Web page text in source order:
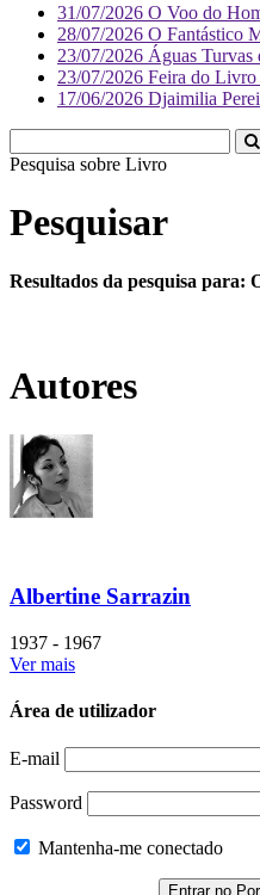
31/07/2026 O Voo do
28/07/2026 O Fantástico
23/07/2026 Águas Turvas
23/07/2026 Feira do Livro
17/06/2026 Djaimilia
Pesquisa sobre Liv
Pesquisar
Resultados da pesquisa para:
Autores
Albertine Sarrazin
1937 - 1967
Ver mais
Área de utilizador
E-mail
Password
Mantenha-me conectado